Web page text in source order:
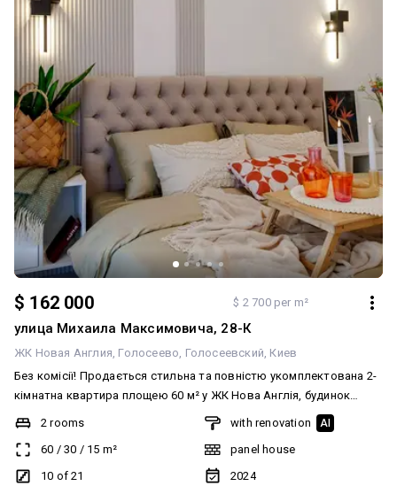
$ 162 000 $ 2 700 per m²
улица Михаила Максимовича, 28-К
ЖК Новая Англия Голосеево Голосеевский Киев
Без комісії! Продається стильна та повністю укомплектована 2-
кімнатна квартира площею 60 м² у ЖК Нова Англія, будинок
Лінкольн. Квартира розташована на комфортному 10 поверсі та
має продумане планування для комфортного життя. Планування
включає: • простору кухню-вітальню; • окрему спальню; •
повноцінний кабінет для роботи або навчання; • гардеробну
2 rooms
60 / 30 / 15 m²
10 of 21
with renovation AI
panel house
2024